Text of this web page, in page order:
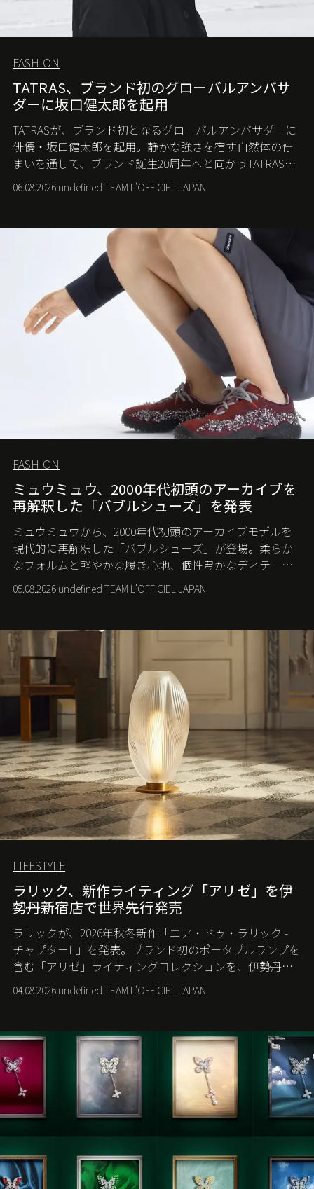
FASHION
TATRAS、ブランド初のグローバルアンバサ
ダーに坂口健太郎を起用
TATRASが、ブランド初となるグローバルアンバサダーに
俳優・坂口健太郎を起用。静かな強さを宿す自然体の佇
まいを通して、ブランド誕生20周年へと向かうTATRASの
新たなストーリーを発信する。
06.08.2026 undefined TEAM L'OFFICIEL JAPAN
FASHION
ミュウミュウ、2000年代初頭のアーカイブを
再解釈した「バブルシューズ」を発表
ミュウミュウから、2000年代初頭のアーカイブモデルを
現代的に再解釈した「バブルシューズ」が登場。柔らか
なフォルムと軽やかな履き心地、個性豊かなディテール
が、スポーツウェアの美学に新たな表情を添える。
05.08.2026 undefined TEAM L'OFFICIEL JAPAN
LIFESTYLE
ラリック、新作ライティング「アリゼ」を伊
勢丹新宿店で世界先行発売
ラリックが、2026年秋冬新作「エア・ドゥ・ラリック -
チャプターII」を発表。ブランド初のポータブルランプを
含む「アリゼ」ライティングコレクションを、伊勢丹新
宿店の期間限定ポップアップで世界に先駆けて発売す
04.08.2026 undefined TEAM L'OFFICIEL JAPAN